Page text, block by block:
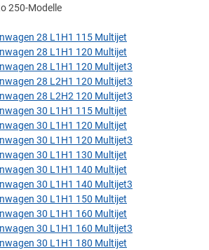
250-Modelle
28 L1H1 115 Multijet
28 L1H1 120 Multijet
28 L1H1 120 Multijet3
28 L2H1 120 Multijet3
28 L2H2 120 Multijet3
30 L1H1 115 Multijet
30 L1H1 120 Multijet
30 L1H1 120 Multijet3
30 L1H1 130 Multijet
30 L1H1 140 Multijet
30 L1H1 140 Multijet3
30 L1H1 150 Multijet
30 L1H1 160 Multijet
30 L1H1 160 Multijet3
30 L1H1 180 Multijet